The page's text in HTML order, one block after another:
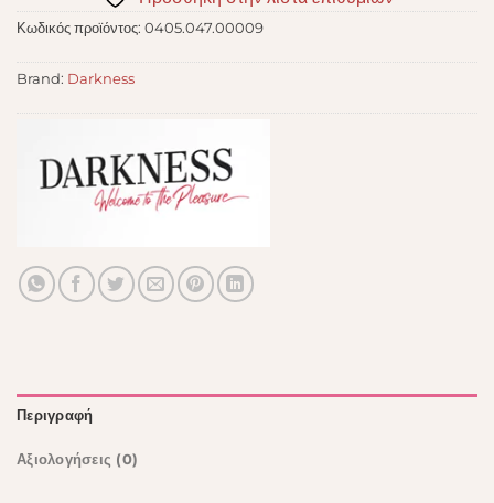
Κωδικός προϊόντος: 0405.047.00009
Brand: Darkness
Περιγραφή
Αξιολογήσεις (0)